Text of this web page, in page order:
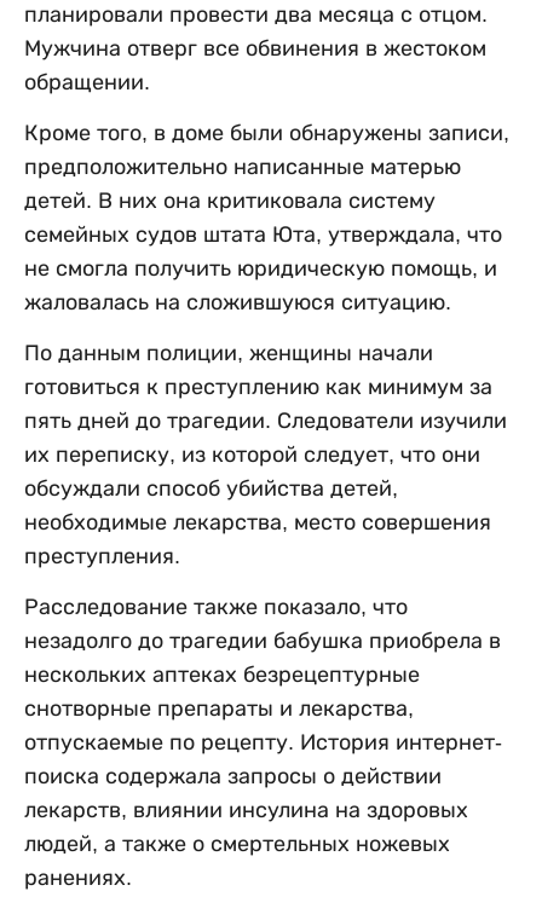
планировали провести два месяца с отцом.
Мужчина отверг все обвинения в жестоком
обращении.
Кроме того, в доме были обнаружены записи,
предположительно написанные матерью
детей. В них она критиковала систему
семейных судов штата Юта, утверждала, что
не смогла получить юридическую помощь, и
жаловалась на сложившуюся ситуацию.
По данным полиции, женщины начали
готовиться к преступлению как минимум за
пять дней до трагедии. Следователи изучили
их переписку, из которой следует, что они
обсуждали способ убийства детей,
необходимые лекарства, место совершения
преступления.
Расследование также показало, что
незадолго до трагедии бабушка приобрела в
нескольких аптеках безрецептурные
снотворные препараты и лекарства,
отпускаемые по рецепту. История интернет-
поиска содержала запросы о действии
лекарств, влиянии инсулина на здоровых
людей, а также о смертельных ножевых
ранениях.